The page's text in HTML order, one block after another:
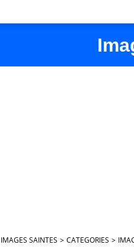
IMAGES SAINTES > CATEGORIES >